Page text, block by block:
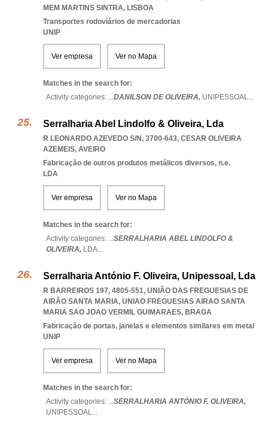
MEM MARTINS SINTRA, LISBOA
Transportes rodoviários de mercadorias
UNIP
Ver empresa Ver no Mapa
Matches in the search for:
Activity categories: ...DANILSON DE OLIVEIRA, UNIPESSOAL...
Serralharia Abel Lindolfo & Oliveira, Lda
R LEONARDO AZEVEDO S/N, 3700-643, CESAR OLIVEIRA
AZEMEIS, AVEIRO
Fabricação de outros produtos metálicos diversos, n.e.
LDA
Ver empresa Ver no Mapa
Matches in the search for:
Activity categories: ...SERRALHARIA ABEL LINDOLFO &
OLIVEIRA, LDA...
Serralharia António F. Oliveira, Unipessoal, Lda
R BARREIROS 197, 4805-551, UNIÃO DAS FREGUESIAS DE
AIRÃO SANTA MARIA, UNIAO FREGUESIAS AIRAO SANTA
MARIA SAO JOAO VERMIL GUIMARAES, BRAGA
Fabricação de portas, janelas e elementos similares em metal
UNIP
Ver empresa Ver no Mapa
Matches in the search for:
Activity categories: ...SERRALHARIA ANTÓNIO F. OLIVEIRA,
UNIPESSOAL...